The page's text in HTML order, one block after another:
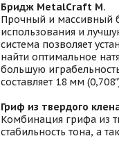
Бридж MetalCraft M.
Прочный и массивный
использования и
система позволяет
найти оптимальное
большую
составляет 18 мм
Гриф из твердого
Комбинация грифа из
стабильность тона, а